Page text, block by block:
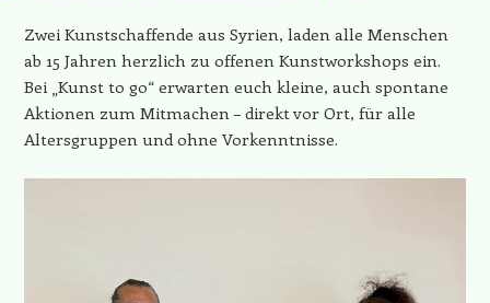
Zwei Kunstschaffende aus Syrien, laden alle Menschen
ab 15 Jahren herzlich zu offenen Kunstworkshops ein.
Bei „Kunst to go“ erwarten euch kleine, auch spontane
Aktionen zum Mitmachen – direkt vor Ort, für alle
Altersgruppen und ohne Vorkenntnisse.